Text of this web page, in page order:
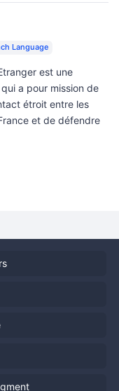
Language
est une
a pour mission de
étroit entre les
et de défendre